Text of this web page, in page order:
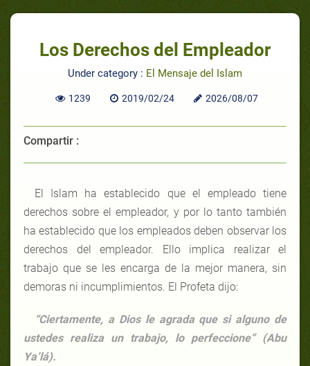
Los Derechos del Empleador
Under category : El Mensaje del Islam
1239 2019/02/24 2026/08/07
Compartir :
El Islam ha establecido que el empleado tiene
derechos sobre el empleador, y por lo tanto también
ha establecido que los empleados deben observar los
derechos del empleador. Ello implica realizar el
trabajo que se les encarga de la mejor manera, sin
demoras ni incumplimientos. El Profeta dijo:
“Ciertamente, a Dios le agrada que si alguno de
ustedes realiza un trabajo, lo perfeccione” (Abu
Ya’lá).